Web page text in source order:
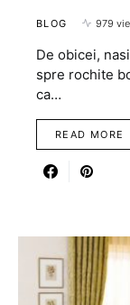
BLOG 979
De obicei,
spre rochite
ca…
READ MORE